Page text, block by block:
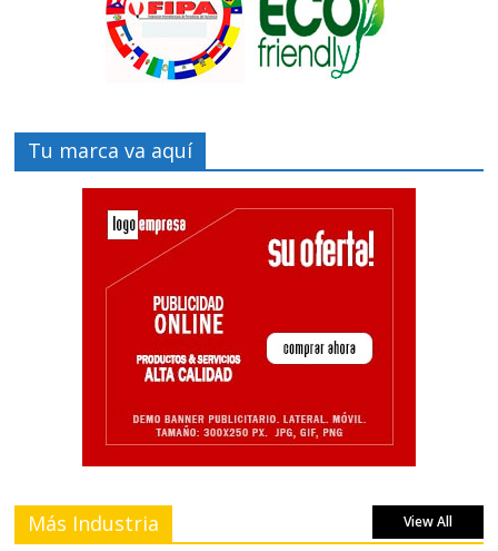
Tu marca va aquí
Más Industria View All